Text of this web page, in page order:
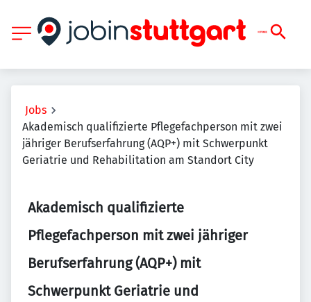
Jobs
Akademisch qualifizierte Pflegefachperson mit zwei
jähriger Berufserfahrung (AQP+) mit Schwerpunkt
Geriatrie und Rehabilitation am Standort City
Akademisch qualifizierte
Pflegefachperson mit zwei jähriger
Berufserfahrung (AQP+) mit
Schwerpunkt Geriatrie und